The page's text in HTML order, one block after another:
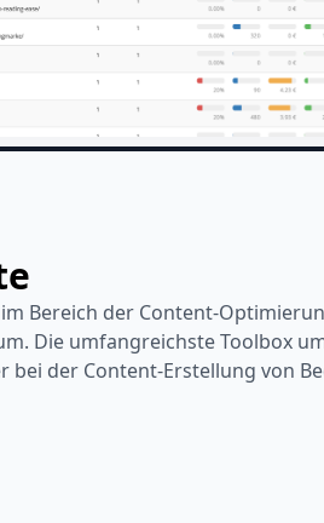
Bereich der Content-
Die umfangreichste Toolbox
bei der Content-Erstellung von